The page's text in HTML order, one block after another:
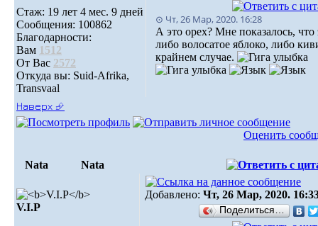
Стаж: 19 лет 4 мес. 9 дней
Сообщения: 100862
Благодарности:
Вам 1512
От Вас 2572
Откуда вы: Suid-Afrika,
Transvaal
⊙ Чт, 26 Мар, 2020. 16:28
А это орех? Мне показалось, что
либо волосатое яблоко, либо
крайнем случае.
Наверх ⮵
Оценить
Nata Nata
V.I.Р
Добавлено: Чт, 26 Мар, 2020.
Поделиться…